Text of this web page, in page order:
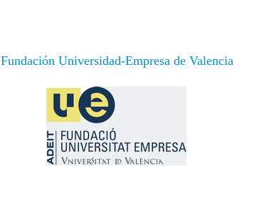
Fundación Universidad-Empresa de Valencia